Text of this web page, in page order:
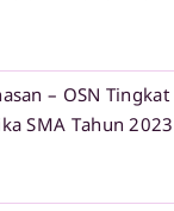
– OSN
SMA Tahun